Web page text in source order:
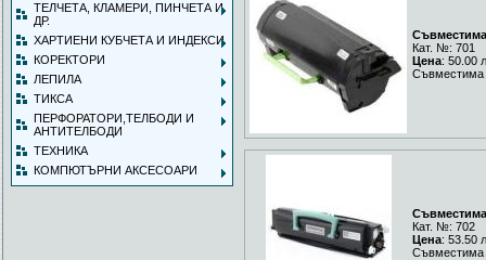
ТЕЛЧЕТА, КЛАМЕРИ, ПИНЧЕТА И
ДР.
ХАРТИЕНИ КУБЧЕТА И ИНДЕКСИ
КОРЕКТОРИ
ЛЕПИЛА
ТИКСА
ПЕРФОРАТОРИ,ТЕЛБОДИ И
АНТИТЕЛБОДИ
ТЕХНИКА
КОМПЮТЪРНИ АКСЕСОАРИ
Съвместима
Кат. №: 701
Цена: 50.00
Съвместима
Съвместима
Кат. №: 702
Цена: 53.50
Съвместима